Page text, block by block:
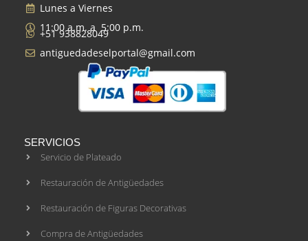
Lunes a Viernes
11:00 a.m. a 5:00 p.m.
+51 938828049
antiguedadeselportal@gmail.com
SERVICIOS
Servicio de Plateado
Restauración de Antigüedades
Restauración de Figuras Decorativas
Compra de Antigüedades